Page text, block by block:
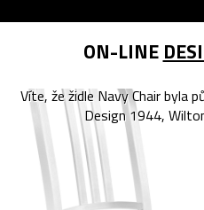
ON-LINE
Víte, že židle Navy Chair byla
Design 1944,